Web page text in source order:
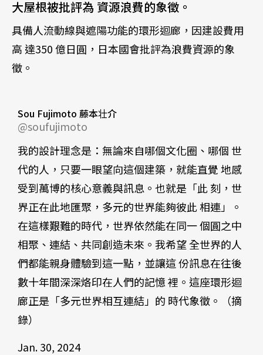
大屋根被批評為 資源浪費的象徵。
具備人流動線與遮陽功能的環形迴廊，因建設費用
高 達350 億日圓，日本國會批評為浪費資源的象
徵。
Sou Fujimoto 藤本壮介
@soufujimoto
我的設計理念是：無論來自哪個文化圈、哪個 世
代的人，只要一眼望向這個建築，就能直覺 地感
受到萬博的核心意義與訊息。也就是「此 刻，世
界正在此地匯聚，多元的世界能夠彼此 相連」。
在這樣艱難的時代，世界依然能在同一 個圓之中
相聚、連結、共同創造未來。我希望 全世界的人
們都能親身體驗到這一點，並讓這 份訊息在往後
數十年間深深烙印在人們的記憶 裡。這座環形迴
廊正是「多元世界相互連結」的 時代象徵。（摘
錄）
Jan. 30, 2024